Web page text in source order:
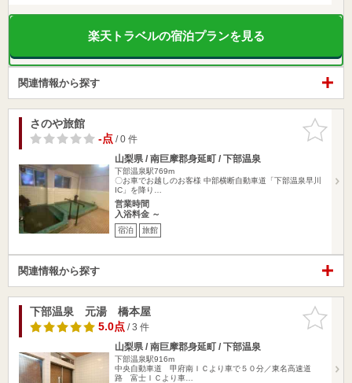
楽天トラベルの宿泊プランを見る
関連情報から探す
お気に入
りに追加
さのや旅館
-点/ 0 件
山梨県 / 南巨摩郡身延町 / 下部温泉
下部温泉駅769m
〇お車でお越しのお客様 中部横断自動車道「下部温泉早川
IC」を降り…
営業時間
入浴料金 ～
宿泊 旅館
関連情報から探す
お気に入
りに追加
下部温泉 元湯 橋本屋
5.0点/ 3 件
山梨県 / 南巨摩郡身延町 / 下部温泉
下部温泉駅916m
中央自動車道 甲府南ＩＣより車で５０分／東名高速道
路 富士ＩＣより車…